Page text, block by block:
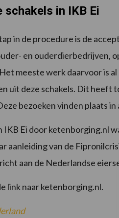
in IKB Ei
in de procedure is de
en ouderdierbedrijven,
meeste werk daarvoor is
uit deze schakels. Dit heeft
bezoeken vinden plaats in
Ei door ketenborging.nl
aanleiding van de
aan de Nederlandse
link naar ketenborging.nl.